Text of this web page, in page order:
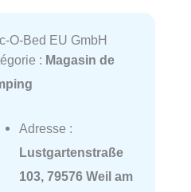
O-Bed EU GmbH
: Magasin de
Adresse :
Lustgartenstraße
103, 79576 Weil am